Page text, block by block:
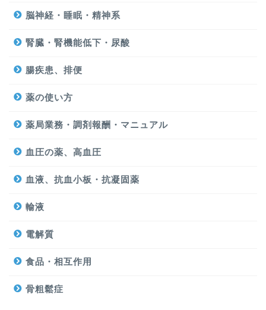
脳神経・睡眠・精神系
腎臓・腎機能低下・尿酸
腸疾患、排便
薬の使い方
薬局業務・調剤報酬・マニュアル
血圧の薬、高血圧
血液、抗血小板・抗凝固薬
輸液
電解質
食品・相互作用
骨粗鬆症